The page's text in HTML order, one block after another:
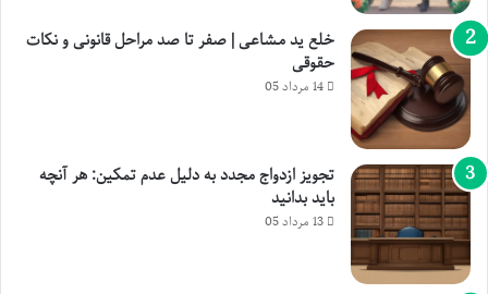
خلع ید مشاعی | صفر تا صد مراحل قانونی و نکات
حقوقی
14 مرداد 05
تجویز ازدواج مجدد به دلیل عدم تمکین: هر آنچه
باید بدانید
13 مرداد 05